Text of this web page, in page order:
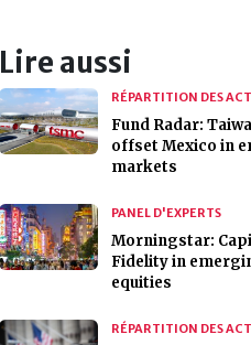
Lire aussi
RÉPARTITION DES
Fund Radar:
offset Mexico in
markets
PANEL D'EXPERTS
Morningstar:
Fidelity in
equities
RÉPARTITION DES